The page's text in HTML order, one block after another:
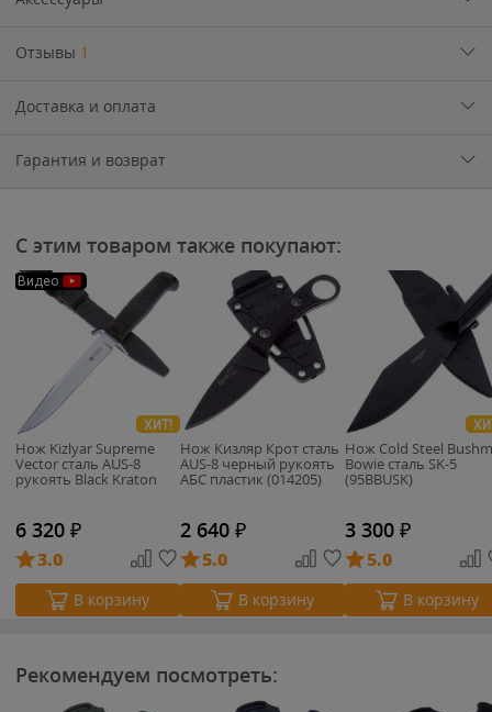
Отзывы 1
Доставка и оплата
Гарантия и возврат
С этим товаром также покупают:
Видео
ХИТ!
Нож Kizlyar Supreme
Vector сталь AUS-8
рукоять Black Kraton
6 320 ₽
3.0
В корзину
Нож Кизляр Крот сталь
AUS-8 черный рукоять
АБС пластик (014205)
2 640 ₽
5.0
В корзину
Нож Cold Steel
Bowie сталь SK-5
(95BBUSK)
3 300 ₽
5.0
В корзину
Рекомендуем посмотреть: